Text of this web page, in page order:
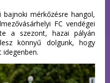
mérkőzésre hangol,
FC vendégei
a szezont, hazai pályán
könnyű dolgunk, hogy